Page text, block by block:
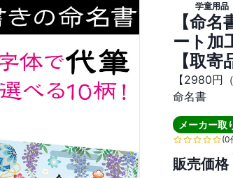
学童用品
【命
ート加
【取寄
【2980円
命名書
メーカー取
(0
販売価格